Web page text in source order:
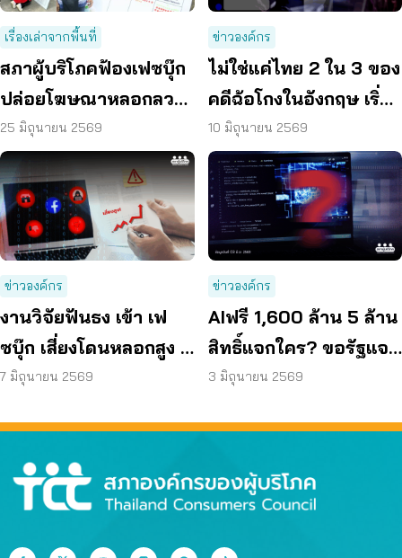
เรื่องเล่าจากพื้นที่
สภาผู้บริโภคฟ้องเฟซบุ๊ก
ปล่อยโฆษณาหลอกลวง
เสียหายพันล้าน เครือ
ข่ายทั่วประเทศผนึกกำลัง
#ฉันก็โดนเหมือนกัน
25 มิถุนายน 2569
ข่าวองค์กร
ไม่ใช่แค่ไทย 2 ใน 3 ของ
คดีฉ้อโกงในอังกฤษ เริ่ม
ต้นจาก เฟซบุ๊ก
10 มิถุนายน 2569
ข่าวองค์กร
งานวิจัยฟันธง เข้า เฟ
ซบุ๊ก เสี่ยงโดนหลอกสูง ผู้
บริโภคหนุนฟ้อง – แก้
7 มิถุนายน 2569
ข่าวองค์กร
AIฟรี 1,600 ล้าน 5 ล้าน
สิทธิ์แจกใคร? ขอรัฐแจง
เกณฑ์ชัด
3 มิถุนายน 2569